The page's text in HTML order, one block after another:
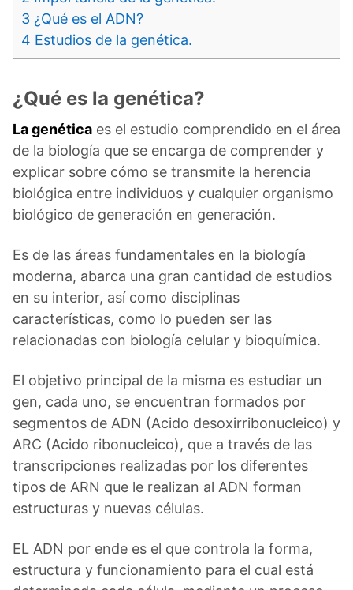
3 ¿Qué es el ADN?
4 Estudios de la genética.
¿Qué es la genética?
La genética es el estudio comprendido en el área
de la biología que se encarga de comprender y
explicar sobre cómo se transmite la herencia
biológica entre individuos y cualquier organismo
biológico de generación en generación.
Es de las áreas fundamentales en la biología
moderna, abarca una gran cantidad de estudios
en su interior, así como disciplinas
características, como lo pueden ser las
relacionadas con biología celular y bioquímica.
El objetivo principal de la misma es estudiar un
gen, cada uno, se encuentran formados por
segmentos de ADN (Acido desoxirribonucleico) y
ARC (Acido ribonucleico), que a través de las
transcripciones realizadas por los diferentes
tipos de ARN que le realizan al ADN forman
estructuras y nuevas células.
EL ADN por ende es el que controla la forma,
estructura y funcionamiento para el cual está